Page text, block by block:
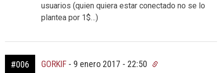
usuarios (quien quiera estar conectado no se lo
plantea por 1$…)
#006 GORKIF - 9 enero 2017 - 22:50